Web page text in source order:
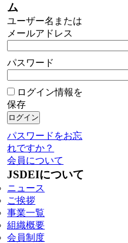
ム
ユーザー名または
メールアドレス
パスワード
ログイン情報を
保存
パスワードをお忘
れですか？
会員について
JSDEIについて
ニュース
ご挨拶
事業一覧
組織概要
会員制度